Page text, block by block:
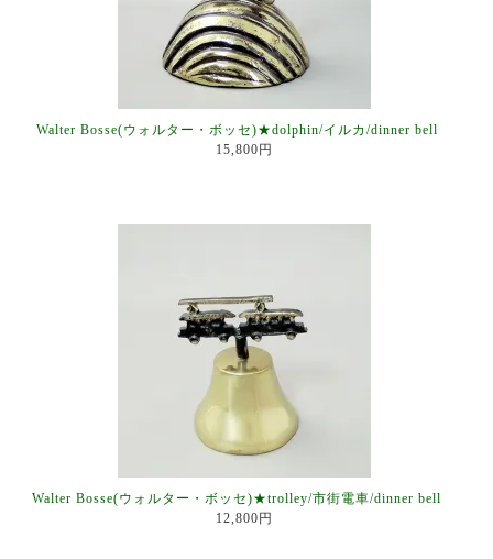
Walter Bosse(ウォルター・ボッセ)★dolphin/イルカ/dinner bell
15,800円
Walter Bosse(ウォルター・ボッセ)★trolley/市街電車/dinner bell
12,800円